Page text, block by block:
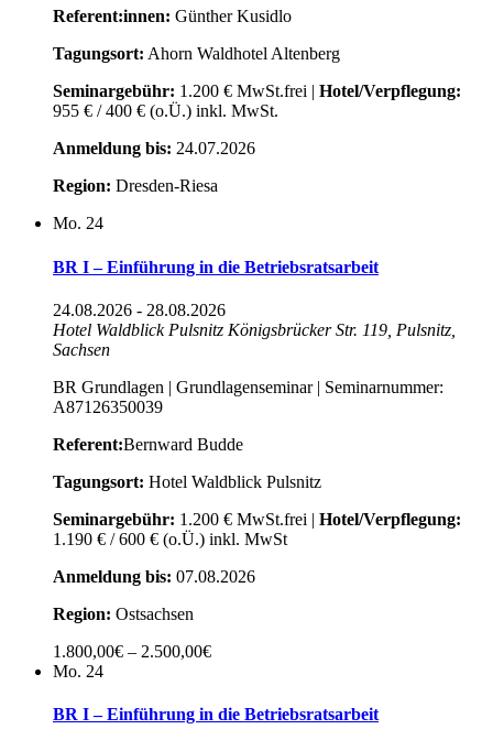
Referent:innen: Günther Kusidlo
Tagungsort: Ahorn Waldhotel Altenberg
Seminargebühr: 1.200 € MwSt.frei | Hotel/Verpflegung:
955 € / 400 € (o.Ü.) inkl. MwSt.
Anmeldung bis: 24.07.2026
Region: Dresden-Riesa
Mo. 24
BR I – Einführung in die Betriebsratsarbeit
24.08.2026 - 28.08.2026
Hotel Waldblick Pulsnitz Königsbrücker Str. 119, Pulsnitz,
Sachsen
BR Grundlagen | Grundlagenseminar | Seminarnummer:
A87126350039
Referent:Bernward Budde
Tagungsort: Hotel Waldblick Pulsnitz
Seminargebühr: 1.200 € MwSt.frei | Hotel/Verpflegung:
1.190 € / 600 € (o.Ü.) inkl. MwSt
Anmeldung bis: 07.08.2026
Region: Ostsachsen
1.800,00€ – 2.500,00€
Mo. 24
BR I – Einführung in die Betriebsratsarbeit